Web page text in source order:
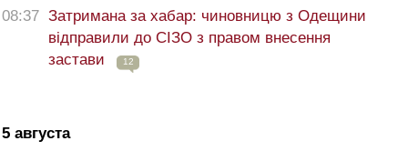
08:37 Затримана за хабар: чиновницю з Одещини
відправили до СІЗО з правом внесення
застави
12
5 августа